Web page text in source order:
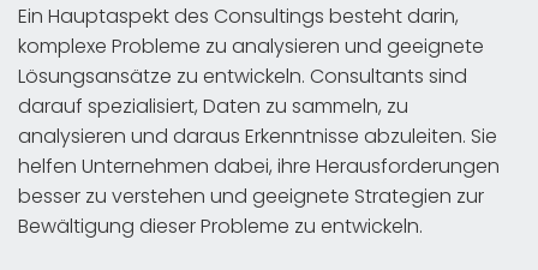
Ein Hauptaspekt des Consultings besteht darin,
komplexe Probleme zu analysieren und geeignete
Lösungsansätze zu entwickeln. Consultants sind
darauf spezialisiert, Daten zu sammeln, zu
analysieren und daraus Erkenntnisse abzuleiten. Sie
helfen Unternehmen dabei, ihre Herausforderungen
besser zu verstehen und geeignete Strategien zur
Bewältigung dieser Probleme zu entwickeln.